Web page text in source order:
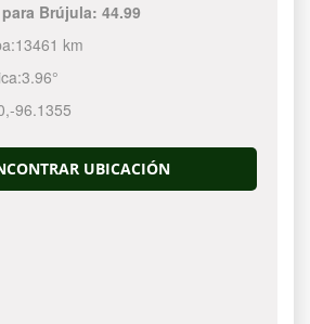
Brújula:44.99
13461 km
3.96°
,-96.1355
UBICACIÓN